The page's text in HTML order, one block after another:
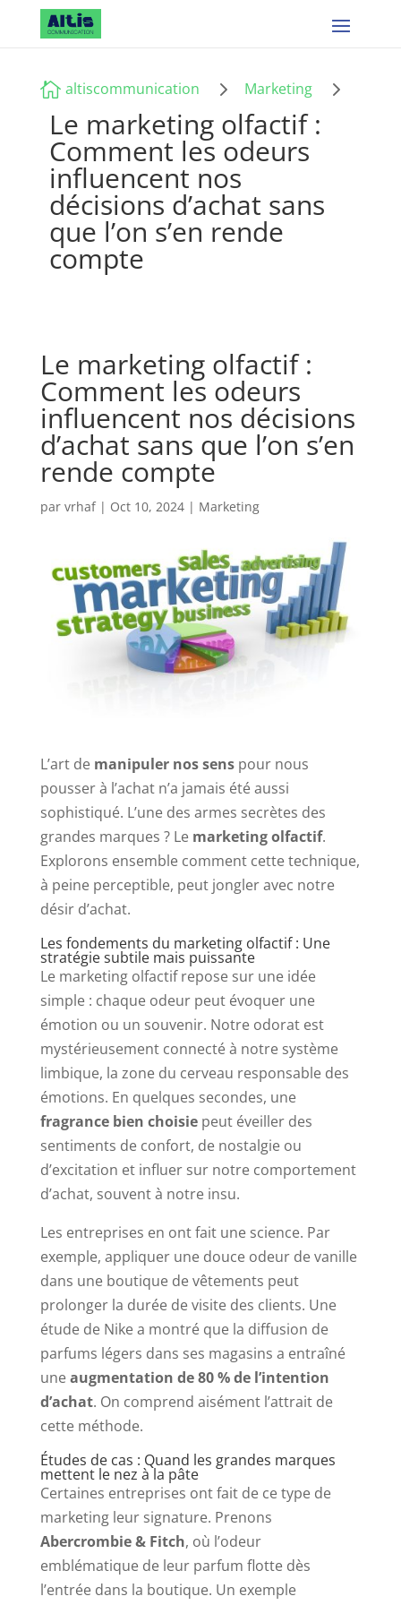
 altiscommunication 5 Marketing 5
Le marketing olfactif :
Comment les odeurs
influencent nos
décisions d’achat sans
que l’on s’en rende
compte
Le marketing olfactif :
Comment les odeurs
influencent nos décisions
d’achat sans que l’on s’en
rende compte
par vrhaf| Oct 10, 2024| Marketing
L’art de manipuler nos senspour nous
pousser à l’achat n’a jamais été aussi
sophistiqué. L’une des armes secrètes des
grandes marques ? Le marketing olfactif.
Explorons ensemble comment cette technique,
à peine perceptible, peut jongler avec notre
désir d’achat.
Les fondements du marketing olfactif : Une
stratégie subtile mais puissante
Le marketing olfactif repose sur une idée
simple : chaque odeur peut évoquer une
émotion ou un souvenir. Notre odorat est
mystérieusement connecté à notre système
limbique, la zone du cerveau responsable des
émotions. En quelques secondes, une
fragrance bien choisiepeut éveiller des
sentiments de confort, de nostalgie ou
d’excitation et influer sur notre comportement
d’achat, souvent à notre insu.
Les entreprises en ont fait une science. Par
exemple, appliquer une douce odeur de vanille
dans une boutique de vêtements peut
prolonger la durée de visite des clients. Une
étude de Nike a montré que la diffusion de
parfums légers dans ses magasins a entraîné
uneaugmentation de 80 % de l’intention
d’achat. On comprend aisément l’attrait de
cette méthode.
Études de cas : Quand les grandes marques
mettent le nez à la pâte
Certaines entreprises ont fait de ce type de
marketing leur signature. Prenons
Abercrombie & Fitch, où l’odeur
emblématique de leur parfum flotte dès
l’entrée dans la boutique. Un exemple